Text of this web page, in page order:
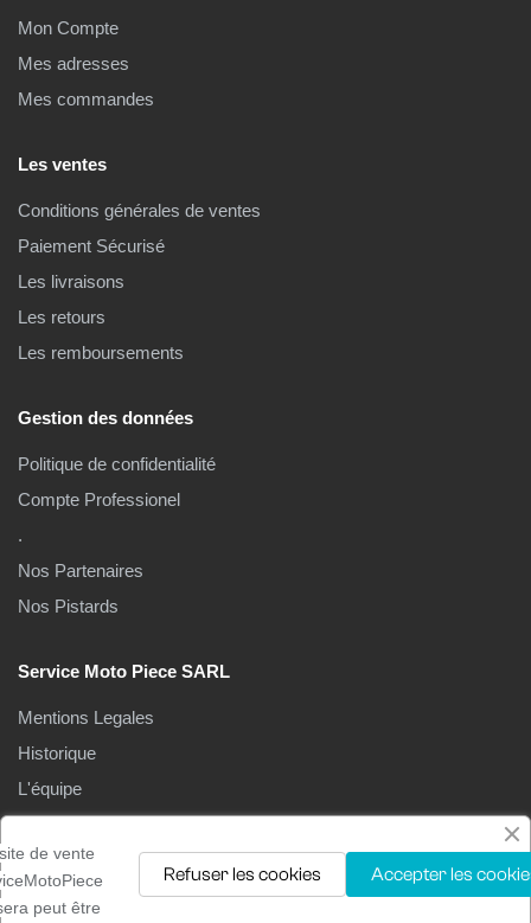
Mon Compte
Mes adresses
Mes commandes
Les ventes
Conditions générales de ventes
Paiement Sécurisé
Les livraisons
Les retours
Les remboursements
Gestion des données
Politique de confidentialité
Compte Professionel
.
Nos Partenaires
Nos Pistards
Service Moto Piece SARL
Mentions Legales
Historique
L'équipe
de vente
peut être
Accepter les
Refuser les cookies